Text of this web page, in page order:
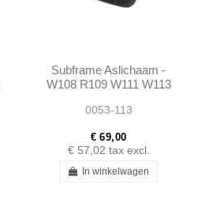
Subframe Aslichaam -
W108 R109 W111 W113
1115860633 -
0053-113
€ 69,00
€ 57,02 tax excl.
In winkelwagen